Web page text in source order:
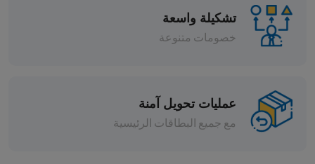
تشكيلة واسعة
خصومات متنوعة
عمليات تحويل آمنة
مع جميع البطاقات الرئيسية